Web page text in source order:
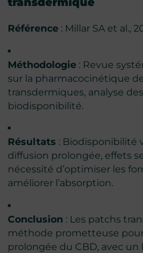
Référence : Millar SA et al.,
Méthodologie : Revue
sur la pharmacocinétique
transdermiques, analyse
biodisponibilité.
Résultats : Biodisponibilité
diffusion prolongée, effets
nécessité d’optimiser les
améliorer l’absorption.
Conclusion : Les patchs
méthode prometteuse
prolongée du CBD, avec